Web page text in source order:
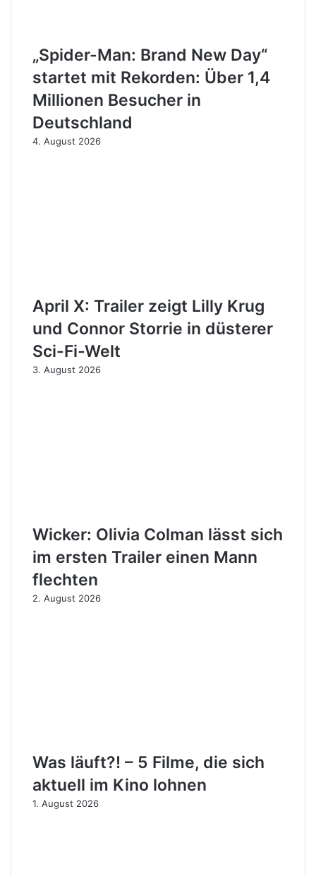
„Spider-Man: Brand New Day“
startet mit Rekorden: Über 1,4
Millionen Besucher in
Deutschland
4. August 2026
April X: Trailer zeigt Lilly Krug
und Connor Storrie in düsterer
Sci-Fi-Welt
3. August 2026
Wicker: Olivia Colman lässt sich
im ersten Trailer einen Mann
flechten
2. August 2026
Was läuft?! – 5 Filme, die sich
aktuell im Kino lohnen
1. August 2026